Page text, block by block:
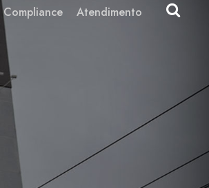
Compliance Atendimento